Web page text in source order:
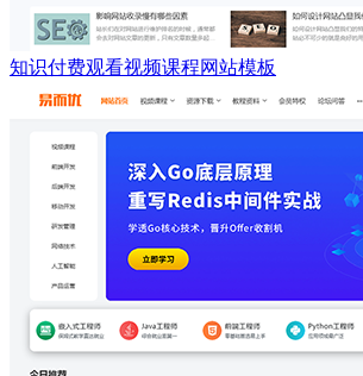
知识付费观看视频课程网站模板